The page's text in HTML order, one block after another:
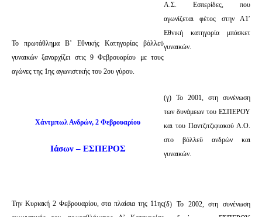
Το πρωτάθλημα Β’ Εθνικής Κατηγορίας βόλλεϋ
γυναικών ξαναρχίζει στις 9 Φεβρουαρίου με τους
αγώνες της 1ης αγωνιστικής του 2ου γύρου.
Χάντμπωλ Ανδρών, 2 Φεβρουαρίου
Ιάσων – ΕΣΠΕΡΟΣ
Την Κυριακή 2 Φεβρουαρίου, στα πλαίσια της 11ης
Α.Σ. Εσπερίδες, που
αγωνίζεται φέτος στην Α1′
Εθνική κατηγορία μπάσκετ
γυναικών.
(γ) Το 2001, στη συνένωση
των δυνάμεων του ΕΣΠΕΡΟΥ
και του Παντζιτζιφιακού Α.Ο.
στο βόλλεϋ ανδρών και
γυναικών.
(δ) Το 2002, στη συνένωση